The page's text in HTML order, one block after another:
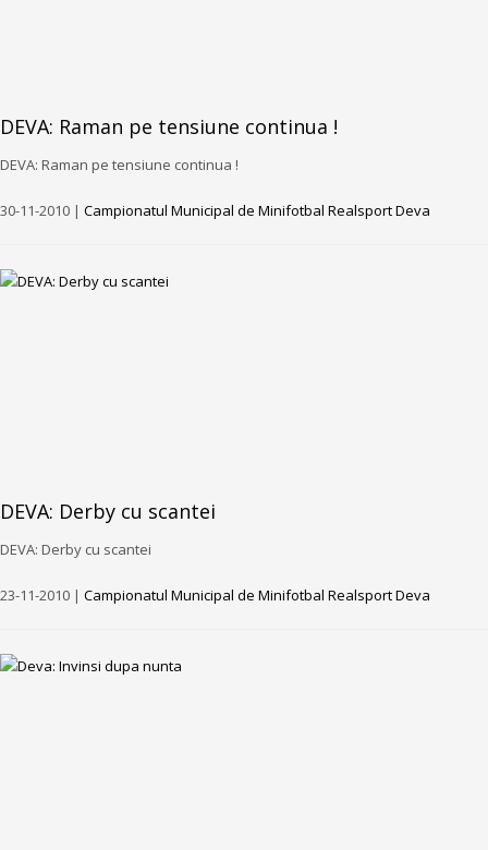
DEVA: Raman pe tensiune continua !
DEVA: Raman pe tensiune continua !
30-11-2010 | Campionatul Municipal de Minifotbal Realsport Deva
DEVA: Derby cu scantei
DEVA: Derby cu scantei
23-11-2010 | Campionatul Municipal de Minifotbal Realsport Deva